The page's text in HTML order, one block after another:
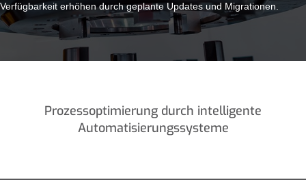
Verfügbarkeit erhöhen durch geplante Updates und Migrationen.
Prozessoptimierung durch intelligente
Automatisierungssysteme